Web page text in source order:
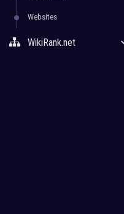
Websites
WikiRank.net